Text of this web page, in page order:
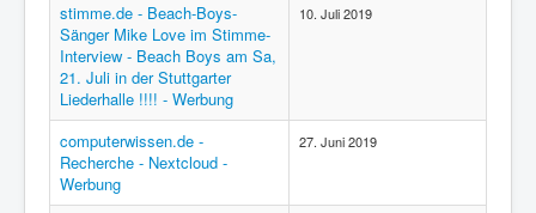
stimme.de - Beach-Boys-
Sänger Mike Love im Stimme-
Interview - Beach Boys am Sa,
21. Juli in der Stuttgarter
Liederhalle !!!! - Werbung
10. Juli 2019
computerwissen.de -
Recherche - Nextcloud -
Werbung
27. Juni 2019